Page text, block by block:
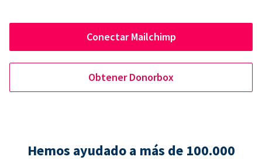
Conectar Mailchimp
Obtener Donorbox
Hemos ayudado a más de 100.000